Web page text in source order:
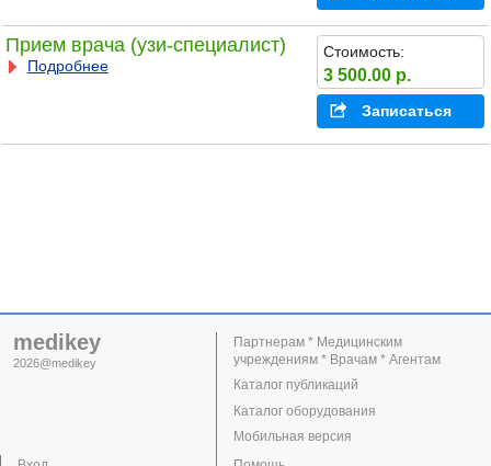
Прием врача (узи-специалист)
Подробнее
Стоимость:
3 500.00 р.
Записаться
medikey
2026@medikey
Партнерам * Медицинским
учреждениям * Врачам * Агентам
Каталог публикаций
Каталог оборудования
Мобильная версия